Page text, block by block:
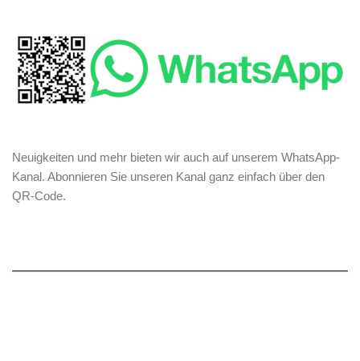
Neuigkeiten und mehr bieten wir auch auf unserem WhatsApp-
Kanal. Abonnieren Sie unseren Kanal ganz einfach über den
QR-Code.